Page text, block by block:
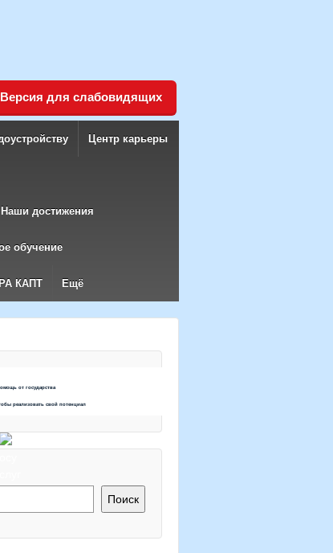
Версия для слабовидящих
Центр карьеры
Наши достижения
обучение
КАПТ Ещё
от государства
реализовать свой потенциал
Поиск